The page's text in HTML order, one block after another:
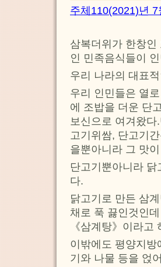
주체110(2021)년
삼복더위가 한창
인 민족음식들이
우리 나라의 대표
우리 인민들은 열
에 조밥을 더운 단
보신으로 여겨왔
고기위쌈, 단고기
을뿐아니라 그 맛
단고기뿐아니라
다.
닭고기로 만든 삼
채로 푹 끓인것인
《삼계탕》이라고
이밖에도 평양지
기와 나물 등을 얹